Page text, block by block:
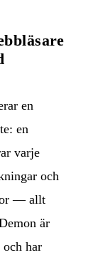
en
en
varje
och
— allt
är
har